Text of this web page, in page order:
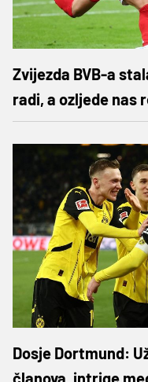
Zvijezda BVB-a
radi, a ozljede nas
Dosje Dortmund:
članova, intrige